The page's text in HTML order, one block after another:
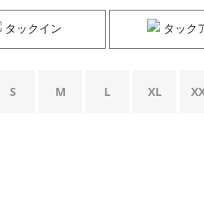
タックイン タック
S M L XL